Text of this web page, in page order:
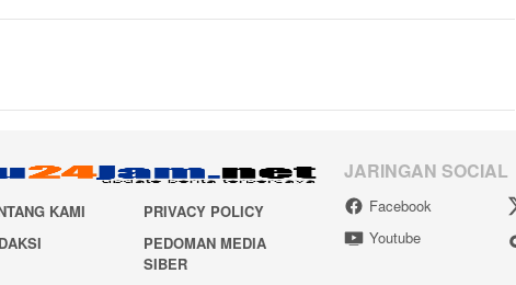
KAMI
PRIVACY POLICY
PEDOMAN MEDIA
SIBER
JARINGAN SOCIAL
Facebook
Youtube